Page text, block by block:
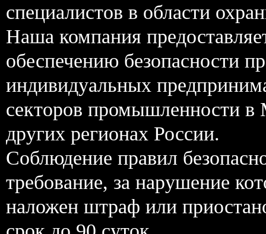
специалистов в области
Наша компания
обеспечению безопасности
индивидуальных
секторов промышленности в
других регионах России.
Соблюдение правил
требование, за нарушение
наложен штраф или